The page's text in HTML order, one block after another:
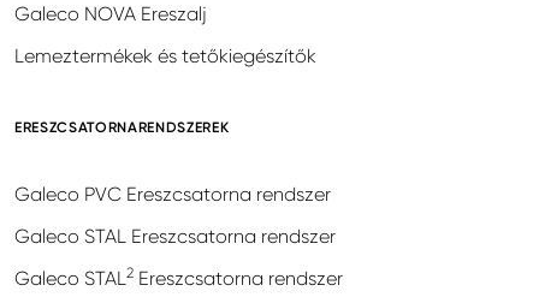
Galeco NOVA Ereszalj
Lemeztermékek és tetőkiegészítők
ERESZCSATORNARENDSZEREK
Galeco PVC Ereszcsatorna rendszer
Galeco STAL Ereszcsatorna rendszer
Galeco STAL2 Ereszcsatorna rendszer